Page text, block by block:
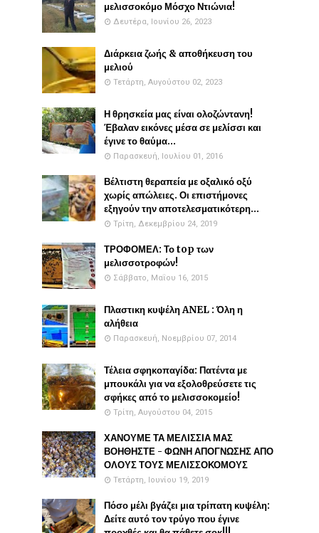
μελισσοκόμο Μόσχο Ντιώνια!
Δευτέρα, Ιουνίου 26, 2023
Διάρκεια ζωής & αποθήκευση του
μελιού
Τετάρτη, Αυγούστου 02, 2023
Η θρησκεία μας είναι ολοζώντανη!
Έβαλαν εικόνες μέσα σε μελίσσι και
έγινε το θαύμα...
Παρασκευή, Ιουλίου 01, 2016
Βέλτιστη θεραπεία με οξαλικό οξύ
χωρίς απώλειες. Οι επιστήμονες
εξηγούν την αποτελεσματικότερη...
Τρίτη, Δεκεμβρίου 24, 2019
ΤΡΟΦΟΜΕΛ: Το top των
μελισσοτροφών!
Σάββατο, Μαΐου 16, 2015
Πλαστικη κυψέλη ANEL : Όλη η
αλήθεια
Παρασκευή, Νοεμβρίου 07, 2014
Τέλεια σφηκοπαγίδα: Πατέντα με
μπουκάλι για να εξολοθρεύσετε τις
σφήκες από το μελισσοκομείο!
Τρίτη, Αυγούστου 04, 2015
ΧΑΝΟΥΜΕ ΤΑ ΜΕΛΙΣΣΙΑ ΜΑΣ
ΒΟΗΘΗΣΤΕ - ΦΩΝΗ ΑΠΟΓΝΩΣΗΣ ΑΠΟ
ΟΛΟΥΣ ΤΟΥΣ ΜΕΛΙΣΣΟΚΟΜΟΥΣ
Τετάρτη, Ιουνίου 19, 2019
Πόσο μέλι βγάζει μια τρίπατη κυψέλη:
Δείτε αυτό τον τρύγο που έγινε